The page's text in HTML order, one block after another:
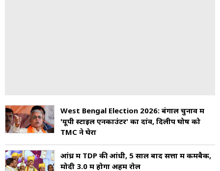
West Bengal Election 2026: बंगाल चुनाव में
'यूपी स्टाइल एनकाउंटर' का दांव, दिलीप घोष को
TMC ने घेरा
आंध्र में TDP की आंधी, 5 साल बाद सत्ता में कमबैक,
मोदी 3.0 में होगा अहम रोल